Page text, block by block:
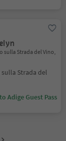
sulla Strada del Vino,
Strada del
Adige Guest Pass